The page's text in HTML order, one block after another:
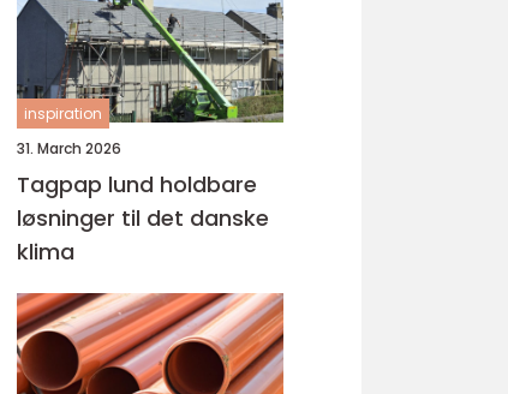
inspiration
31. March 2026
Tagpap lund holdbare
løsninger til det danske
klima